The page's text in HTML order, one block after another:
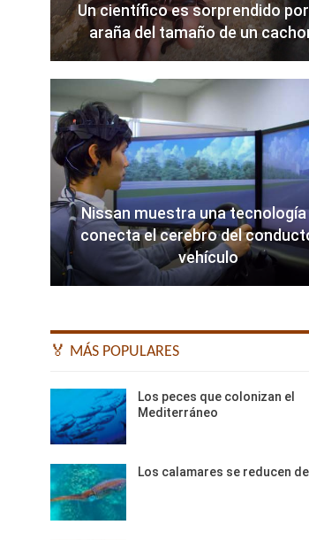
Un científico es sorprendido
araña del tamaño de un
Nissan muestra una tecnología
conecta el cerebro del
vehículo
🏅 MÁS POPULARES
Los peces que colonizan el
Mediterráneo
Los calamares se reducen